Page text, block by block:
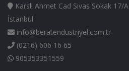
Karslı Ahmet Cad Sivas Sokak
İstanbul
info@beratendustriyel.com.tr
(0216) 606 16 65
905353351559